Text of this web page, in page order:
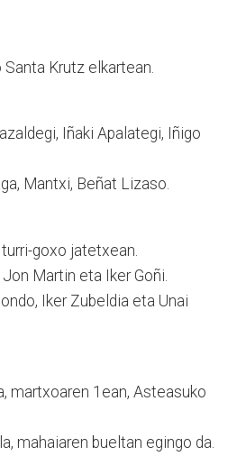
Krutz elkartean.
Iñaki Apalategi, Iñigo
Mantxi, Beñat Lizaso.
goxo jatetxean.
Martin eta Iker Goñi.
Iker Zubeldia eta Unai
martxoaren 1ean, Asteasuko
mahaiaren bueltan egingo da.